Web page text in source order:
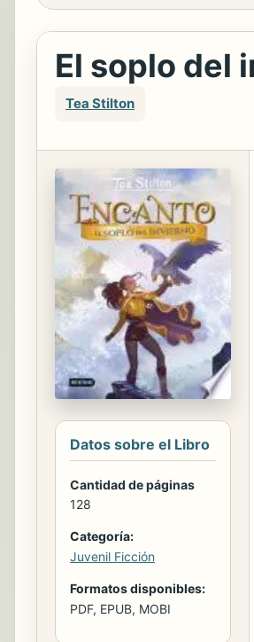
El soplo del
Tea Stilton
Datos sobre el Libro
Cantidad de páginas
128
Categoría:
Juvenil Ficción
Formatos disponibles:
PDF, EPUB, MOBI